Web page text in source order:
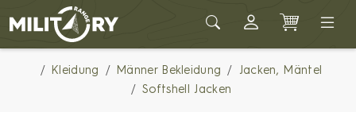
Army shop MILITARY RANGE
Kleidung Männer Bekleidung
Jacken, Mäntel
Softshell Jacken